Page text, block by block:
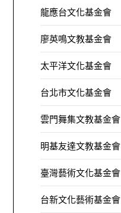
龍應台文化基金會
廖英鳴文教基金會
太平洋文化基金會
台北市文化基金會
雲門舞集文教基金會
明基友達文教基金會
臺灣藝術文化基金會
台新文化藝術基金會